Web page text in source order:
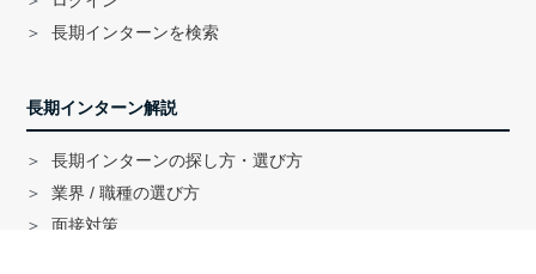
長期インターンを検索
長期インターン解説
長期インターンの探し方・選び方
業界 / 職種の選び方
面接対策